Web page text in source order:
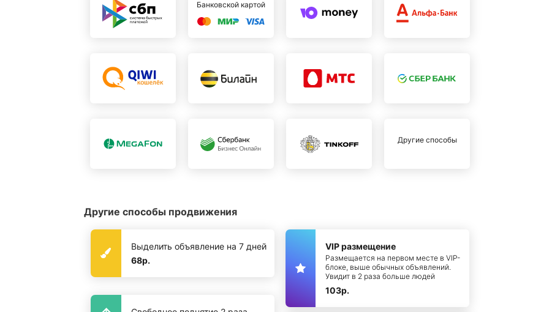
Банковской картой
Другие способы
Другие способы продвижения
Выделить объявление на 7 дней
68р.
VIP размещение
Размещается на первом месте в VIP-
блоке, выше обычных объявлений.
Увидит в 2 раза больше людей
103р.